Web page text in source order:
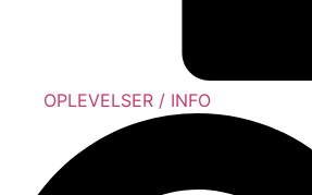
OPLEVELSER / INFO